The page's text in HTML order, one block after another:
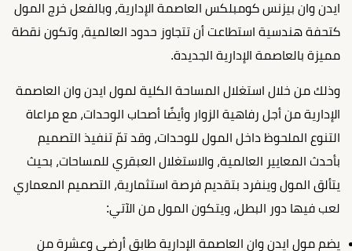
ايدن وان بيزنس كومبلكس العاصمة الإدارية، وبالفعل خرج المول
كتحفة هندسية استطاعت أن تتجاوز حدود العالمية، وتكون نقطة
مميزة بالعاصمة الإدارية الجديدة.
وذلك من خلال استغلال المساحة الكلية لمول ايدن وان العاصمة
الإدارية من أجل رفاهية الزوار وأيضًا أصحاب الوحدات، مع مراعاة
التنوع الملحوظ داخل المول للوحدات، وقد تمّ تنفيذ التصميم
بأحدث المعايير العالمية، والاستغلال العبقري للمساحات، بحيث
يتألق المول وينفرد بتقديم فرصة استثمارية، التصميم المعماري
لعب فيها دور البطل، ويتكون المول من الآتي:
يضم مول ايدن وان العاصمة الإدارية طابق أرضي وعشرة من